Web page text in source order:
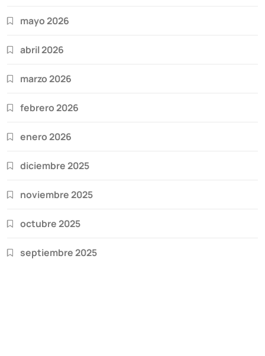
mayo 2026
abril 2026
marzo 2026
febrero 2026
enero 2026
diciembre 2025
noviembre 2025
octubre 2025
septiembre 2025